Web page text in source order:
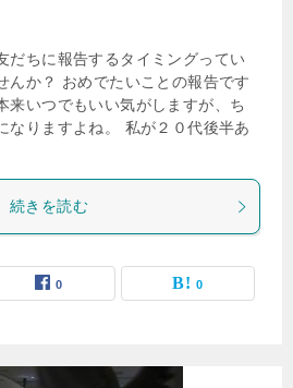
だちに報告するタイミングってい
んか？ おめでたいことの報告です
来いつでもいい気がしますが、ち
なりますよね。 私が２０代後半あ
続きを読む
0 0